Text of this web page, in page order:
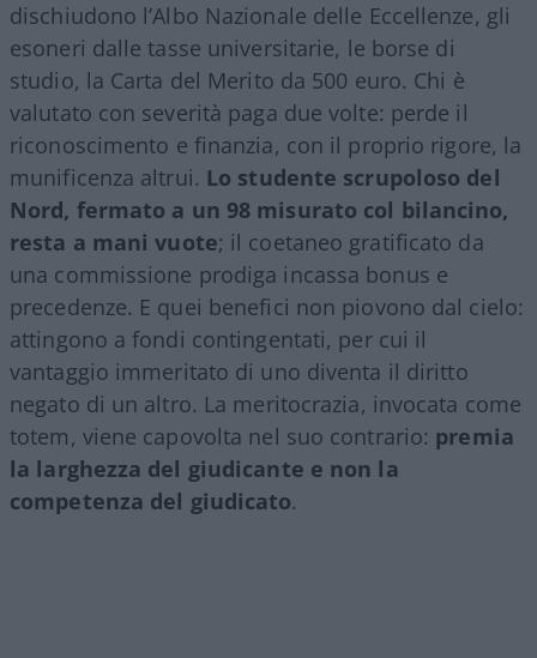
dischiudono l’Albo Nazionale delle Eccellenze, gli
esoneri dalle tasse universitarie, le borse di
studio, la Carta del Merito da 500 euro. Chi è
valutato con severità paga due volte: perde il
riconoscimento e finanzia, con il proprio rigore, la
munificenza altrui. Lo studente scrupoloso del
Nord, fermato a un 98 misurato col bilancino,
resta a mani vuote; il coetaneo gratificato da
una commissione prodiga incassa bonus e
precedenze. E quei benefici non piovono dal cielo:
attingono a fondi contingentati, per cui il
vantaggio immeritato di uno diventa il diritto
negato di un altro. La meritocrazia, invocata come
totem, viene capovolta nel suo contrario: premia
la larghezza del giudicante e non la
competenza del giudicato.